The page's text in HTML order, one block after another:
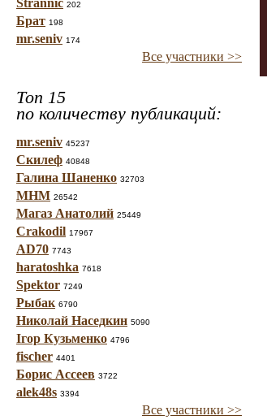
Strannic 202
Брат 198
mr.seniv 174
Все участники >>
Топ 15
по количеству публикаций:
mr.seniv 45237
Скилеф 40848
Галина Шаненко 32703
МНМ 26542
Магаз Анатолий 25449
Crakodil 17967
AD70 7743
haratoshka 7618
Spektor 7249
Рыбак 6790
Николай Наседкин 5090
Ігор Кузьменко 4796
fischer 4401
Борис Ассеев 3722
alek48s 3394
Все участники >>